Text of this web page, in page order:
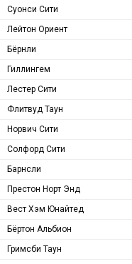
Суонси Сити
Лейтон Ориент
Бёрнли
Гиллингем
Лестер Сити
Флитвуд Таун
Норвич Сити
Солфорд Сити
Барнсли
Престон Норт Энд
Вест Хэм Юнайтед
Бёртон Альбион
Гримсби Таун